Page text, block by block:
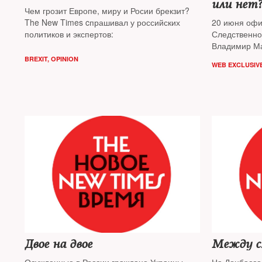
Чем грозит Европе, миру и Росии брекзит?
The New Times cпрашивал у российских
политиков и экспертов:
BREXIT, OPINION
или нет?
20 июня
Владимир
Бориса
WEB
Двое на двое Между